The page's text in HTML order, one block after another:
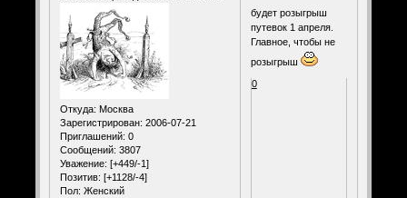
Откуда: Москва
Зарегистрирован: 2006-07-21
Приглашений: 0
Сообщений: 3807
Уважение: [+449/-1]
Позитив: [+1128/-4]
Пол: Женский
будет розыгрыш
путевок 1 апреля.
Главное, чтобы не
розыгрыш
0